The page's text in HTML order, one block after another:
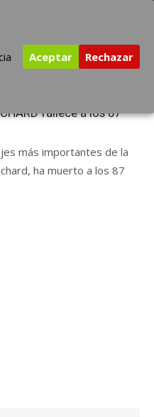
fallece a los 87
más importantes de la
ha muerto a los 87
Aceptar Rechazar